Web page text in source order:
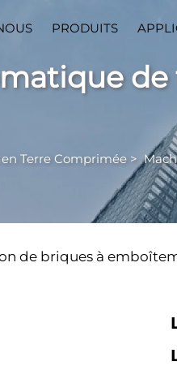
PRODUITS
Terre Comprimée >
de briques à